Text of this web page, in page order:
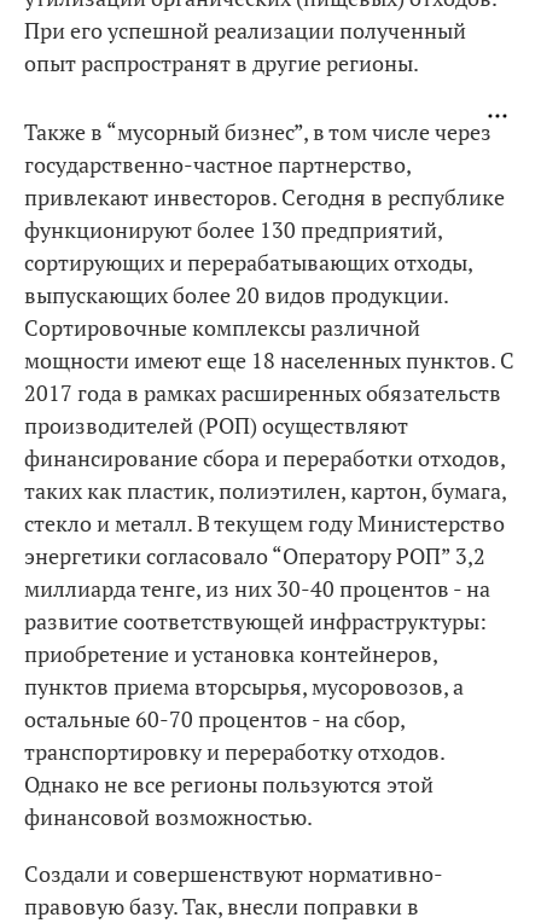
При его успешной реализации полученный
опыт распространят в другие регионы.
Также в “мусорный бизнес”, в том числе через
государственно-частное партнерство,
привлекают инвесторов. Сегодня в республике
функционируют более 130 предприятий,
сортирующих и перерабатывающих отходы,
выпускающих более 20 видов продукции.
Сортировочные комплексы различной
мощности имеют еще 18 населенных пунктов. С
2017 года в рамках расширенных обязательств
производителей (РОП) осуществляют
финансирование сбора и переработки отходов,
таких как пластик, полиэтилен, картон, бумага,
стекло и металл. В текущем году Министерство
энергетики согласовало “Оператору РОП” 3,2
миллиарда тенге, из них 30-40 процентов - на
развитие соответствующей инфраструктуры:
приобретение и установка контейнеров,
пунктов приема вторсырья, мусоровозов, а
остальные 60-70 процентов - на сбор,
транспортировку и переработку отходов.
Однако не все регионы пользуются этой
финансовой возможностью.
Создали и совершенствуют нормативно-
правовую базу. Так, внесли поправки в